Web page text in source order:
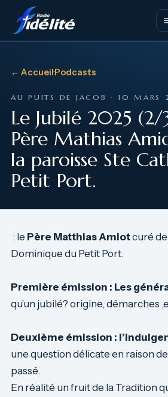
← Accueil·Podcasts
AU PUITS DE JACOB · 10 MARS
Le Jubilé 2025 (2/
Père Mathias
la paroisse Ste
Petit Port.
: le Père Matthias Amiotcuré
Dominique du Petit Port.
Première émission : Les
qu’un jubilé? origine, démarches
Deuxième émission :
une question délicate en raison
passé.
En réalité un fruit de la Tradition